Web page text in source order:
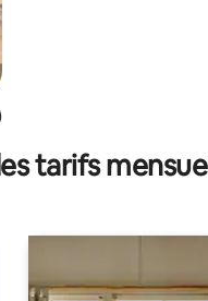
sur la base de 85
tarifs